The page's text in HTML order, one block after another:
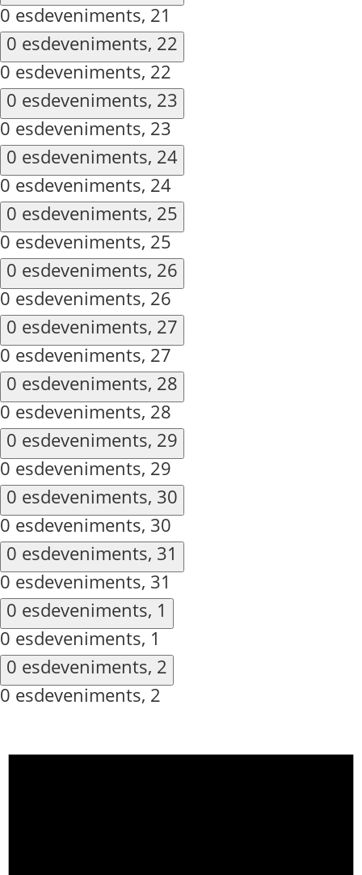
0 esdeveniments, 21
0 esdeveniments, 22
0 esdeveniments, 22
0 esdeveniments, 23
0 esdeveniments, 23
0 esdeveniments, 24
0 esdeveniments, 24
0 esdeveniments, 25
0 esdeveniments, 25
0 esdeveniments, 26
0 esdeveniments, 26
0 esdeveniments, 27
0 esdeveniments, 27
0 esdeveniments, 28
0 esdeveniments, 28
0 esdeveniments, 29
0 esdeveniments, 29
0 esdeveniments, 30
0 esdeveniments, 30
0 esdeveniments, 31
0 esdeveniments, 31
0 esdeveniments, 1
0 esdeveniments, 1
0 esdeveniments, 2
0 esdeveniments, 2